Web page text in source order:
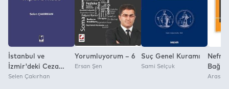
İstanbul ve
İzmir'deki Ceza
İnfaz Kurumlarında
Selen Çakırhan
Yorumluyorum – 6
Ersan Şen
Suç Genel Kuramı
Sami Selçuk
Kin ve
Aras